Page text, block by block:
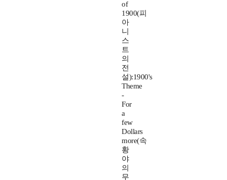
of
1900(피
아
니
스
트
의
전
설):1900's
Theme
-
For
a
few
Dollars
more(속
황
야
의
무